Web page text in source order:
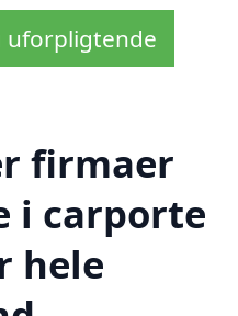
uforpligtende
firmaer
i carporte
hele